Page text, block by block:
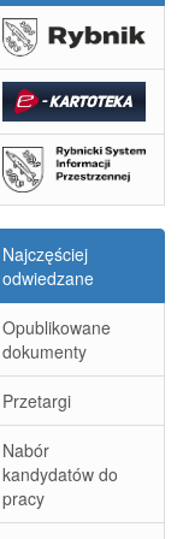
www.rybnik.eu
e-
kartoteka.pl
www.rsip.rybnik.eu
Najczęściej
odwiedzane
Opublikowane
dokumenty
Przetargi
Nabór
kandydatów do
pracy